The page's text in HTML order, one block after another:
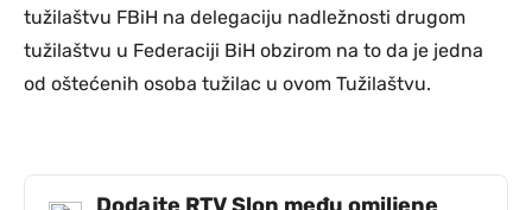
tužilaštvu FBiH na delegaciju nadležnosti drugom
tužilaštvu u Federaciji BiH obzirom na to da je jedna
od oštećenih osoba tužilac u ovom Tužilaštvu.